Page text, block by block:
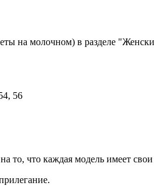
на молочном) в разделе
56
то, что каждая модель имеет